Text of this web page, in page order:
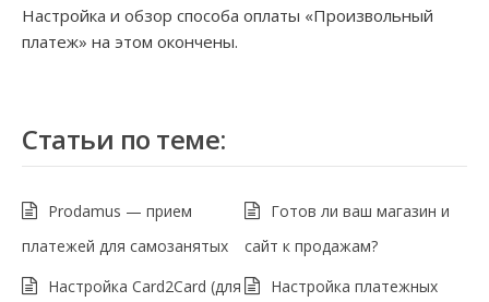
Настройка и обзор способа оплаты «Произвольный
платеж» на этом окончены.
Статьи по теме:
Prodamus — прием
платежей для самозанятых
Готов ли ваш магазин и
сайт к продажам?
Настройка Card2Card (для
Настройка платежных